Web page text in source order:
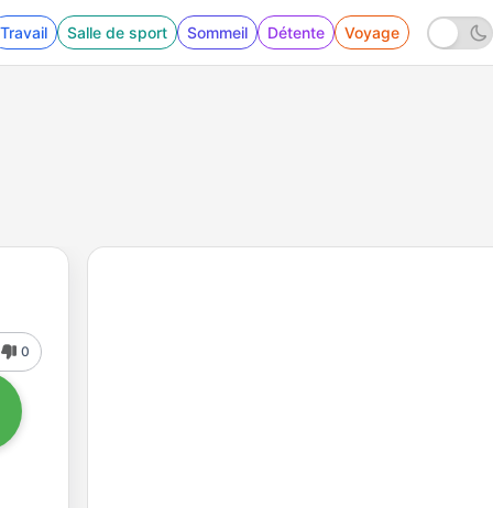
Travail Salle de sport Sommeil Détente Voyage
0